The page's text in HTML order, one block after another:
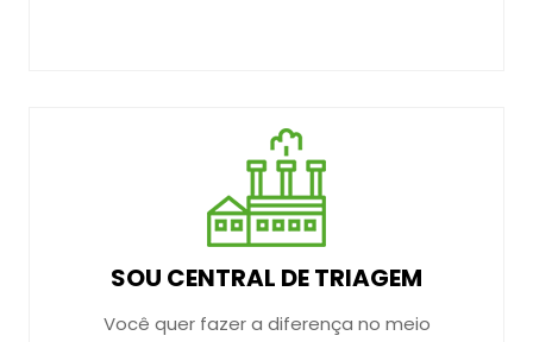
SOU CENTRAL DE TRIAGEM
Você quer fazer a diferença no meio